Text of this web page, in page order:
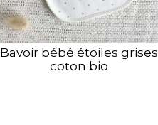
Bavoir bébé étoiles grises
coton bio